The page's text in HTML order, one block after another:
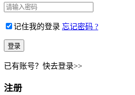
记住我的登录 忘记密码 ?
已有账号？快去登录>>
注册